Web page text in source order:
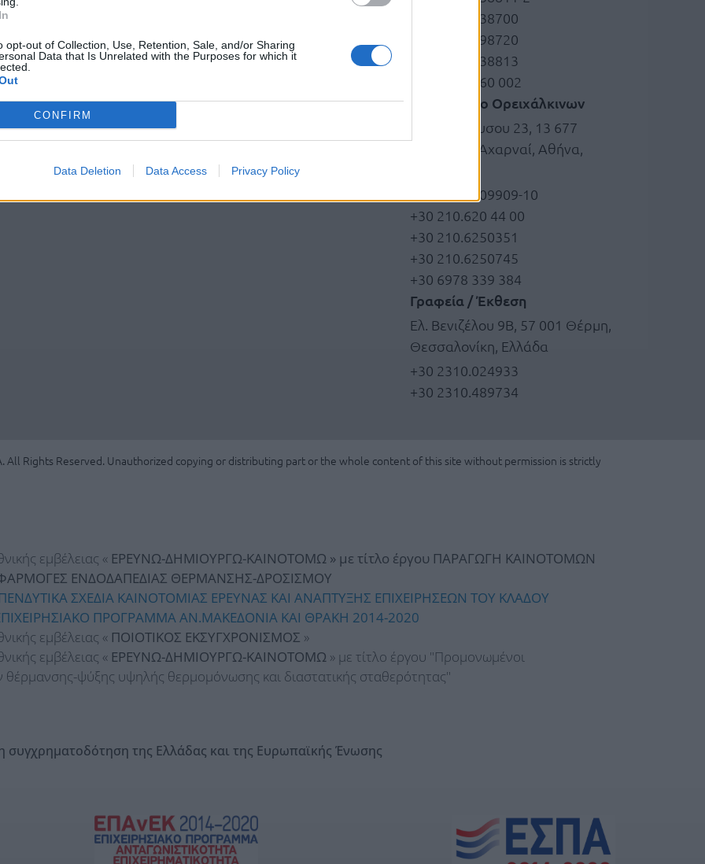
opt-out of Collection, Use, Retention, Sale, and/or Sharing
Data that Is Unrelated with the Purposes for which it
CONFIRM
Data Deletion Data Access Privacy Policy
Unisol
AtlasPlus
+30 25310.38700
+30 25310.98720
+30 25310.38813
+30 6974 060 002
Εργοστάσιο Ορειχάλκινων
Κεφαλόβρυσου 23, 13 677
Μονομάτι, Αχαρναί, Αθήνα,
+30 210.6209909-10
+30 210.620 44 00
+30 210.6250351
+30 210.6250745
+30 6978 339 384
Γραφεία / Έκθεση
Ελ. Βενιζέλου 9Β, 57 001 Θέρμη,
Θεσσαλονίκη, Ελλάδα
+30 2310.024933
+30 2310.489734
All Rights Reserved. Unauthorized copying or distributing part or the whole content of this site without permission is strictly
εμβέλειας « ΕΡΕΥΝΩ-ΔΗΜΙΟΥΡΓΩ-ΚΑΙΝΟΤΟΜΩ » με τίτλο έργου ΠΑΡΑΓΩΓΗ ΚΑΙΝΟΤΟΜΩΝ
ΕΝΔΟΔΑΠΕΔΙΑΣ ΘΕΡΜΑΝΣΗΣ-ΔΡΟΣΙΣΜΟΥ
ΣΧΕΔΙΑ ΚΑΙΝΟΤΟΜΙΑΣ ΕΡΕΥΝΑΣ ΚΑΙ ΑΝΑΠΤΥΞΗΣ ΕΠΙΧΕΙΡΗΣΕΩΝ ΤΟΥ ΚΛΑΔΟΥ
ΠΡΟΓΡΑΜΜΑ ΑΝ.ΜΑΚΕΔΟΝΙΑ ΚΑΙ ΘΡΑΚΗ 2014-2020
εμβέλειας « ΠΟΙΟΤΙΚΟΣ ΕΚΣΥΓΧΡΟΝΙΣΜΟΣ »
εμβέλειας « ΕΡΕΥΝΩ-ΔΗΜΙΟΥΡΓΩ-ΚΑΙΝΟΤΟΜΩ » με τίτλο έργου "Προμονωμένοι
ψύξης υψηλής θερμομόνωσης και διαστατικής σταθερότητας"
συγχρηματοδότηση της Ελλάδας και της Ευρωπαϊκής Ένωσης